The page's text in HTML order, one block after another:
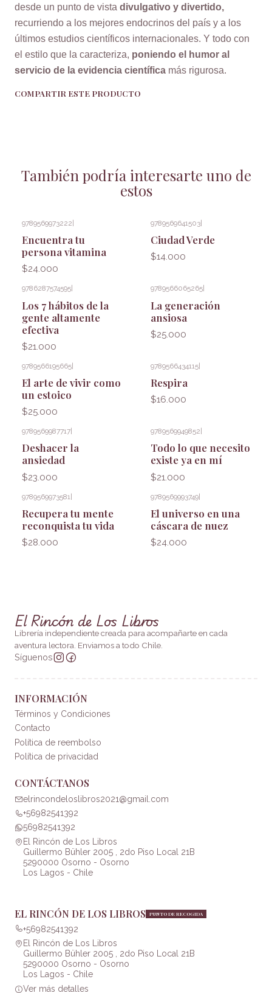
desde un punto de vista divulgativo y divertido,
recurriendo a los mejores endocrinos del país y a los
últimos estudios científicos internacionales. Y todo con
el estilo que la caracteriza, poniendo el humor al
servicio de la evidencia científica más rigurosa.
COMPARTIR ESTE PRODUCTO
También podría interesarte uno de
estos
9789569973222
Encuentra tu
persona vitamina
$24.000
9789569641503
Ciudad Verde
$14.000
9786287574595
Los 7 hábitos de la
gente altamente
efectiva
$21.000
9789566065265
La generación
ansiosa
$25.000
9789566195665|
El arte de vivir como
un estoico
$25.000
9789566434115|
Respira
$16.000
9789569987717
Deshacer la
ansiedad
$23.000
9789569949852
Todo lo que necesito
existe ya en mí
$21.000
9789569973581 |
Recupera tu mente
reconquista tu vida
$28.000
9789569993749|
El universo en una
cáscara de nuez
$24.000
El Rincón de Los Libros
Librería independiente creada para acompañarte en cada
aventura lectora. Enviamos a todo Chile.
Síguenos
INFORMACIÓN
Términos y Condiciones
Contacto
Política de reembolso
Política de privacidad
CONTÁCTANOS
elrincondeloslibros2021@gmail.com
+56982541392
56982541392
El Rincón de Los Libros
Guillermo Bühler 2005 , 2do Piso Local 21B
5290000 Osorno - Osorno
Los Lagos - Chile
EL RINCÓN DE LOS LIBROS PUNTO DE RECOGIDA
+56982541392
El Rincón de Los Libros
Guillermo Bühler 2005 , 2do Piso Local 21B
5290000 Osorno - Osorno
Los Lagos - Chile
Ver más detalles